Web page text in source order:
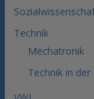
Technik
Mechatronik
Technik in